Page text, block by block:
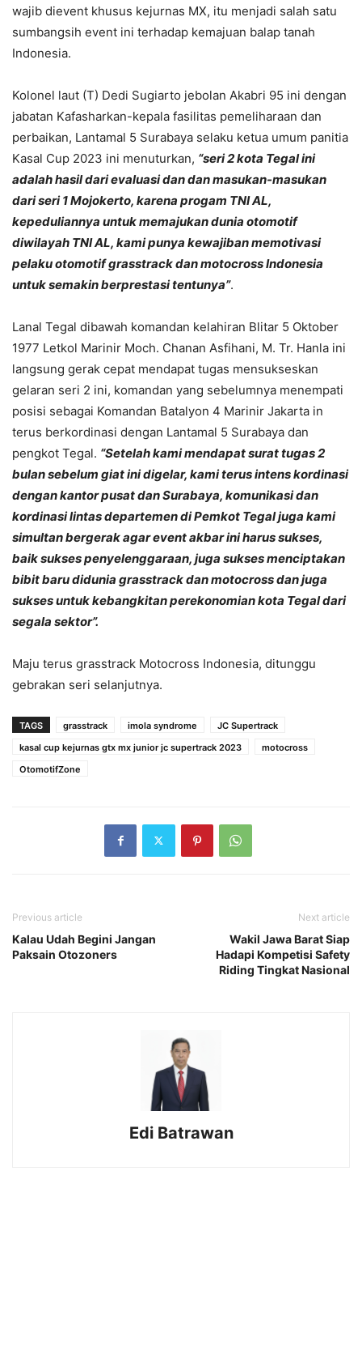
wajib dievent khusus kejurnas MX, itu menjadi salah satu
sumbangsih event ini terhadap kemajuan balap tanah
Indonesia.
Kolonel laut (T) Dedi Sugiarto jebolan Akabri 95 ini dengan
jabatan Kafasharkan-kepala fasilitas pemeliharaan dan
perbaikan, Lantamal 5 Surabaya selaku ketua umum panitia
Kasal Cup 2023 ini menuturkan, “seri 2 kota Tegal ini
adalah hasil dari evaluasi dan dan masukan-masukan
dari seri 1 Mojokerto, karena progam TNI AL,
kepeduliannya untuk memajukan dunia otomotif
diwilayah TNI AL, kami punya kewajiban memotivasi
pelaku otomotif grasstrack dan motocross Indonesia
untuk semakin berprestasi tentunya”.
Lanal Tegal dibawah komandan kelahiran Blitar 5 Oktober
1977 Letkol Marinir Moch. Chanan Asfihani, M. Tr. Hanla ini
langsung gerak cepat mendapat tugas mensukseskan
gelaran seri 2 ini, komandan yang sebelumnya menempati
posisi sebagai Komandan Batalyon 4 Marinir Jakarta in
terus berkordinasi dengan Lantamal 5 Surabaya dan
pengkot Tegal. “Setelah kami mendapat surat tugas 2
bulan sebelum giat ini digelar, kami terus intens kordinasi
dengan kantor pusat dan Surabaya, komunikasi dan
kordinasi lintas departemen di Pemkot Tegal juga kami
simultan bergerak agar event akbar ini harus sukses,
baik sukses penyelenggaraan, juga sukses menciptakan
bibit baru didunia grasstrack dan motocross dan juga
sukses untuk kebangkitan perekonomian kota Tegal dari
segala sektor”.
Maju terus grasstrack Motocross Indonesia, ditunggu
gebrakan seri selanjutnya.
TAGS grasstrack imola syndrome
JC Supertrack
kasal cup kejurnas gtx mx junior jc supertrack 2023
motocross
OtomotifZone
Previous article
Kalau Udah Begini Jangan
Paksain Otozoners
Next article
Wakil Jawa Barat Siap
Hadapi Kompetisi Safety
Riding Tingkat Nasional
Edi Batrawan